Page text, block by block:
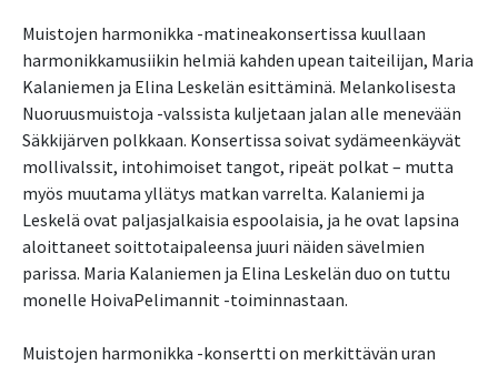
Muistojen harmonikka -matineakonsertissa kuullaan
harmonikkamusiikin helmiä kahden upean taiteilijan, Maria
Kalaniemen ja Elina Leskelän esittäminä. Melankolisesta
Nuoruusmuistoja -valssista kuljetaan jalan alle menevään
Säkkijärven polkkaan. Konsertissa soivat sydämeenkäyvät
mollivalssit, intohimoiset tangot, ripeät polkat – mutta
myös muutama yllätys matkan varrelta. Kalaniemi ja
Leskelä ovat paljasjalkaisia espoolaisia, ja he ovat lapsina
aloittaneet soittotaipaleensa juuri näiden sävelmien
parissa. Maria Kalaniemen ja Elina Leskelän duo on tuttu
monelle HoivaPelimannit -toiminnastaan.
Muistojen harmonikka -konsertti on merkittävän uran